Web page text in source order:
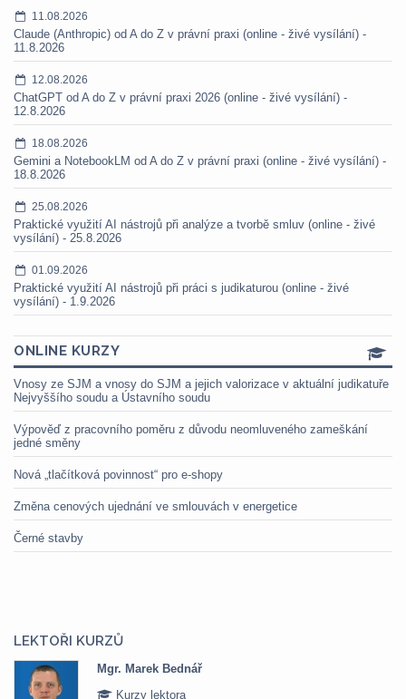
11.08.2026
Claude (Anthropic) od A do Z v právní praxi (online - živé vysílání) -
11.8.2026
12.08.2026
ChatGPT od A do Z v právní praxi 2026 (online - živé vysílání) -
12.8.2026
18.08.2026
Gemini a NotebookLM od A do Z v právní praxi (online - živé vysílání) -
18.8.2026
25.08.2026
Praktické využití AI nástrojů při analýze a tvorbě smluv (online - živé
vysílání) - 25.8.2026
01.09.2026
Praktické využití AI nástrojů při práci s judikaturou (online - živé
vysílání) - 1.9.2026
ONLINE KURZY
Vnosy ze SJM a vnosy do SJM a jejich valorizace v aktuální judikatuře
Nejvyššího soudu a Ústavního soudu
Výpověď z pracovního poměru z důvodu neomluveného zameškání
jedné směny
Nová „tlačítková povinnost“ pro e-shopy
Změna cenových ujednání ve smlouvách v energetice
Černé stavby
LEKTOŘI KURZŮ
Mgr. Marek Bednář
Kurzy lektora